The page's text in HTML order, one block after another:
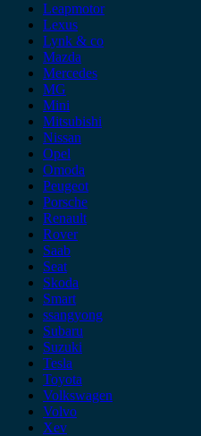
Leapmotor
Lexus
Lynk & co
Mazda
Mercedes
MG
Mini
Mitsubishi
Nissan
Opel
Omoda
Peugeot
Porsche
Renault
Rover
Saab
Seat
Skoda
Smart
ssangyong
Subaru
Suzuki
Tesla
Toyota
Volkswagen
Volvo
Xev